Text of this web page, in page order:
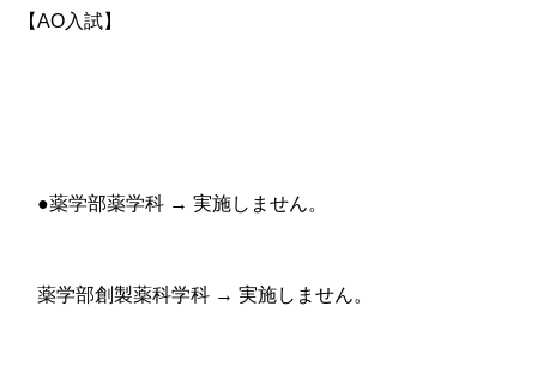
【AO入試】
●薬学部薬学科 → 実施しません。
薬学部創製薬科学科 → 実施しません。